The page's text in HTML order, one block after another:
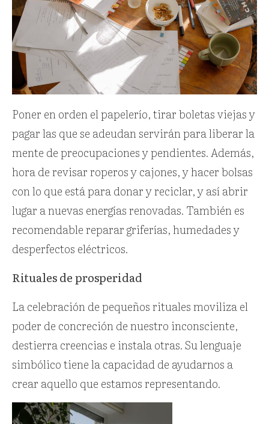
Poner en orden el papelerío, tirar boletas viejas y
pagar las que se adeudan servirán para liberar la
mente de preocupaciones y pendientes. Además,
hora de revisar roperos y cajones, y hacer bolsas
con lo que está para donar y reciclar, y así abrir
lugar a nuevas energías renovadas. También es
recomendable reparar griferías, humedades y
desperfectos eléctricos.
Rituales de prosperidad
La celebración de pequeños rituales moviliza el
poder de concreción de nuestro inconsciente,
destierra creencias e instala otras. Su lenguaje
simbólico tiene la capacidad de ayudarnos a
crear aquello que estamos representando.